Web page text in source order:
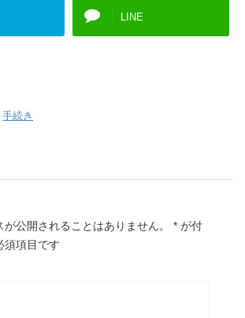
LINE
手続き
が公開されることはありません。 * が付
須項目です